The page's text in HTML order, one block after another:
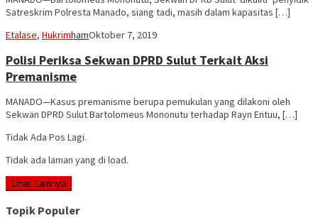
Satreskrim Polresta Manado, siang tadi, masih dalam kapasitas […]
Etalase, HukrimhamOktober 7, 2019
Polisi Periksa Sekwan DPRD Sulut Terkait Aksi
Premanisme
MANADO—Kasus premanisme berupa pemukulan yang dilakoni oleh
Sekwan DPRD Sulut Bartolomeus Mononutu terhadap Rayn Entuu, […]
Tidak Ada Pos Lagi.
Tidak ada laman yang di load.
Lihat Lainnya
Topik Populer